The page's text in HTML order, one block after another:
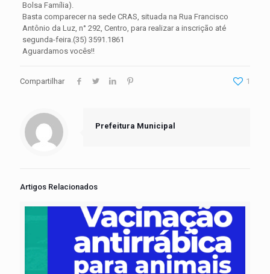
Bolsa Família).
Basta comparecer na sede CRAS, situada na Rua Francisco
Antônio da Luz, n° 292, Centro, para realizar a inscrição até
segunda-feira.(35) 3591.1861
Aguardamos vocês!!
Compartilhar 1
Prefeitura Municipal
Artigos Relacionados